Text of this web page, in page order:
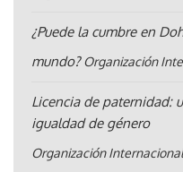
¿Puede la cumbre en
mundo? Organización
Licencia de paternidad:
igualdad de género
Organización